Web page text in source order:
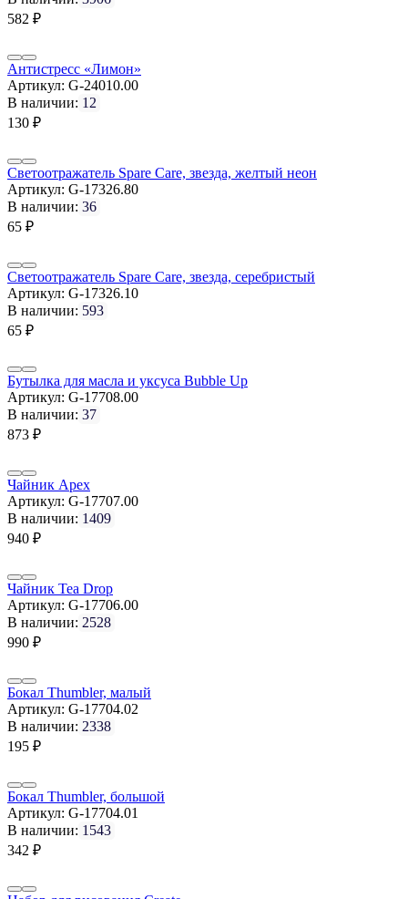
582 ₽
Антистресс «Лимон»
Артикул: G-24010.00
В наличии: 12
130 ₽
Светоотражатель Spare Care, звезда, желтый неон
Артикул: G-17326.80
В наличии: 36
65 ₽
Светоотражатель Spare Care, звезда, серебристый
Артикул: G-17326.10
В наличии: 593
65 ₽
Бутылка для масла и уксуса Bubble Up
Артикул: G-17708.00
В наличии: 37
873 ₽
Чайник Apex
Артикул: G-17707.00
В наличии: 1409
940 ₽
Чайник Tea Drop
Артикул: G-17706.00
В наличии: 2528
990 ₽
Бокал Thumbler, малый
Артикул: G-17704.02
В наличии: 2338
195 ₽
Бокал Thumbler, большой
Артикул: G-17704.01
В наличии: 1543
342 ₽